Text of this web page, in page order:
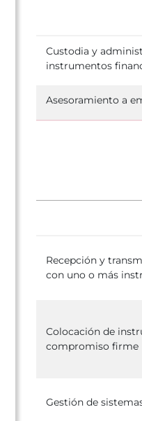
Custodia y
instrumentos
Asesoramiento a
Recepción y
con uno o más
Colocación de
compromiso firme
Gestión de